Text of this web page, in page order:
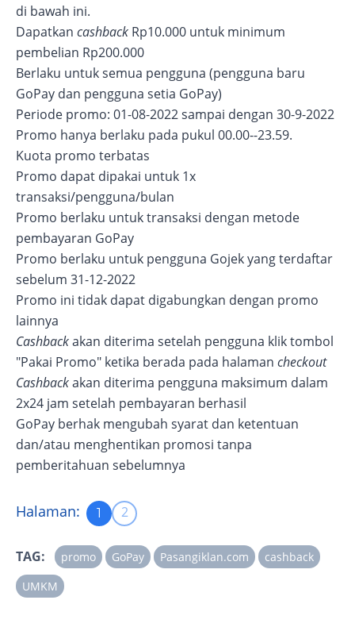
di bawah ini.
Dapatkan cashback Rp10.000 untuk minimum
pembelian Rp200.000
Berlaku untuk semua pengguna (pengguna baru
GoPay dan pengguna setia GoPay)
Periode promo: 01-08-2022 sampai dengan 30-9-2022
Promo hanya berlaku pada pukul 00.00--23.59.
Kuota promo terbatas
Promo dapat dipakai untuk 1x
transaksi/pengguna/bulan
Promo berlaku untuk transaksi dengan metode
pembayaran GoPay
Promo berlaku untuk pengguna Gojek yang terdaftar
sebelum 31-12-2022
Promo ini tidak dapat digabungkan dengan promo
lainnya
Cashbackakan diterima setelah pengguna klik tombol
"Pakai Promo" ketika berada pada halaman checkout
Cashbackakan diterima pengguna maksimum dalam
2x24 jam setelah pembayaran berhasil
GoPay berhak mengubah syarat dan ketentuan
dan/atau menghentikan promosi tanpa
pemberitahuan sebelumnya
Halaman: 1 2
TAG: promo GoPay Pasangiklan.com
cashback
UMKM